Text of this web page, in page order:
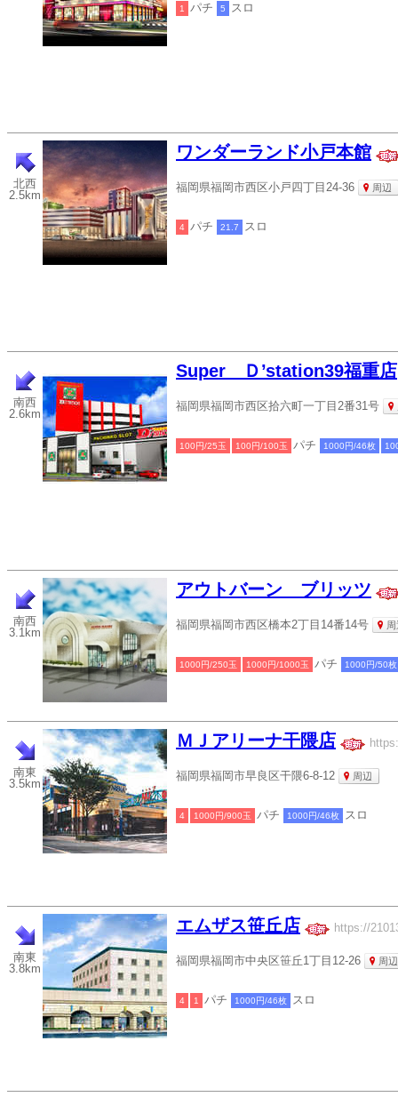
1 パチ 5 スロ
北西
2.5km
ワンダーランド小戸本館
福岡県福岡市西区小戸四丁目24-36 周辺
4 パチ 21.7 スロ
南西
2.6km
Super Ｄ’station39福重店
福岡県福岡市西区拾六町一丁目2番31号
100円/25玉 100円/100玉 パチ 1000円/46枚
南西
3.1km
アウトバーン ブリッツ
福岡県福岡市西区橋本2丁目14番14号
1000円/250玉 1000円/1000玉 パチ 1000円/50枚
南東
3.5km
ＭＪアリーナ干隈店
福岡県福岡市早良区干隈6-8-12 周辺
4 1000円/900玉 パチ 1000円/46枚 スロ
南東
3.8km
エムザス笹丘店 https://
福岡県福岡市中央区笹丘1丁目12-26 周辺
4 1 パチ 1000円/46枚 スロ